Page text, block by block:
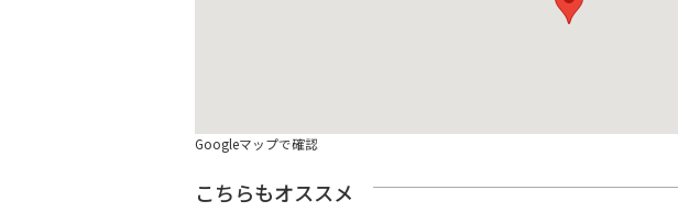
Googleマップで確認
こちらもオススメ